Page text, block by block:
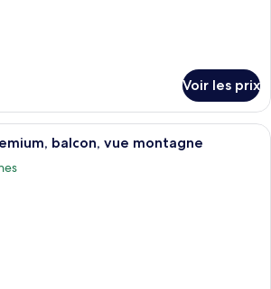
Voir les prix
Une chambre d’hôtel avec un
balcon, vue montagne